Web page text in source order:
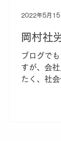
岡村社
ブログで
すが、会
たく、社
2022年5月15